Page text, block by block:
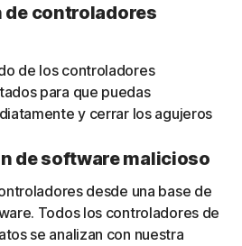
controladores
de los controladores
para que puedas
y cerrar los agujeros
de software malicioso
desde una base de
Todos los controladores de
se analizan con nuestra